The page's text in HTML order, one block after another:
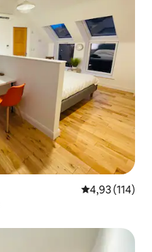
Średnia
4,93 (114)